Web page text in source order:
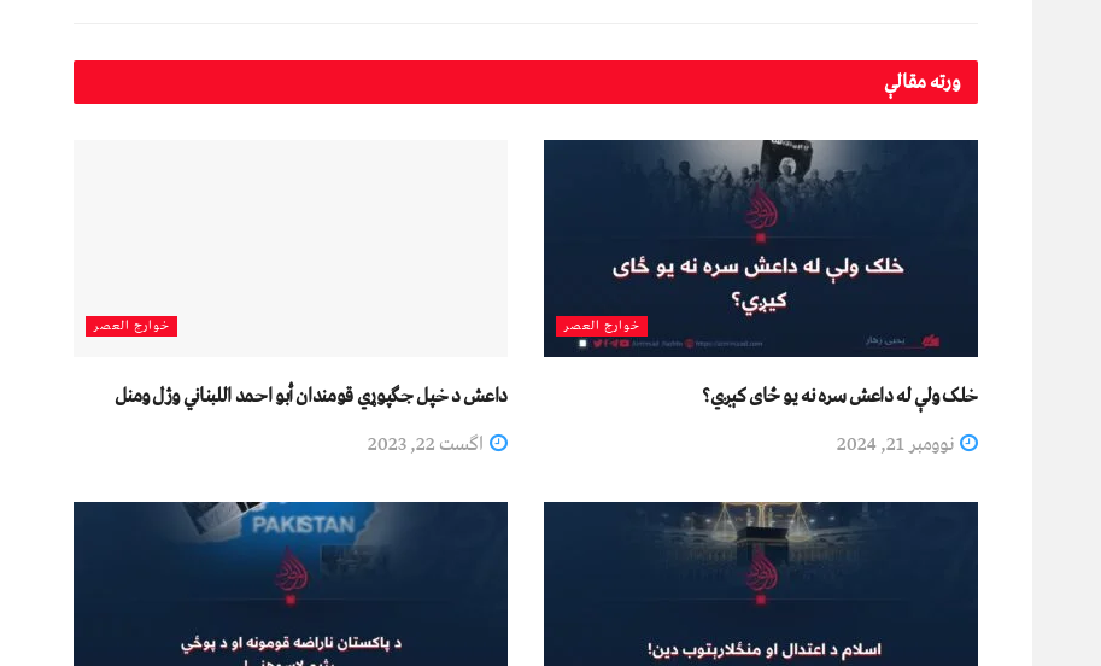
ورتهمقالې
خوارج العصر
خلک ولې له داعش سره نه یو ځای کېږي؟
نوومبر 21, 2024
خوارج العصر
داعش د خپل جګپوړي قومندان أبو احمد اللبناني وژل ومنل
اگست 22, 2023